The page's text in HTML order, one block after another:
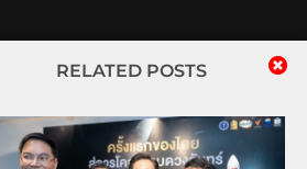
RELATED POSTS